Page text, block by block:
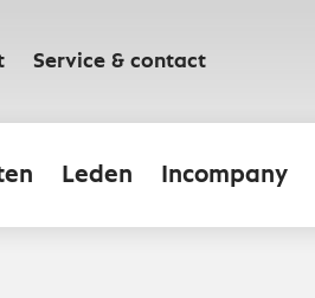
Service & contact
Leden Incompany